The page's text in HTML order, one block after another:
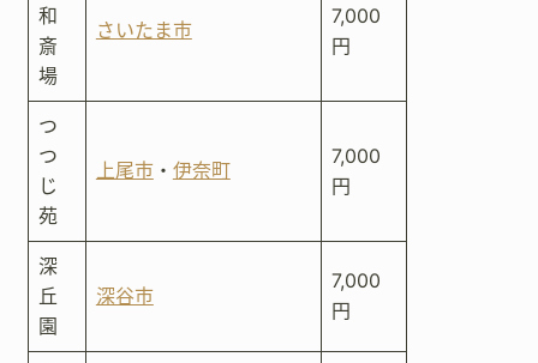
和
斎
場
さいたま市
7,000
円
つ
つ
じ
苑
上尾市・ 伊奈町
7,000
円
深
丘
園
深谷市
7,000
円